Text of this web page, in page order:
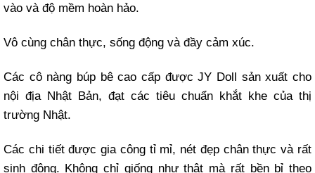
vào và độ mềm hoàn hảo.
Vô cùng chân thực, sống động và đầy cảm xúc.
Các cô nàng búp bê cao cấp được JY Doll sản xuất cho
nội địa Nhật Bản, đạt các tiêu chuẩn khắt khe của thị
trường Nhật.
Các chi tiết được gia công tỉ mỉ, nét đẹp chân thực và rất
sinh động. Không chỉ giống như thật mà rất bền bỉ theo